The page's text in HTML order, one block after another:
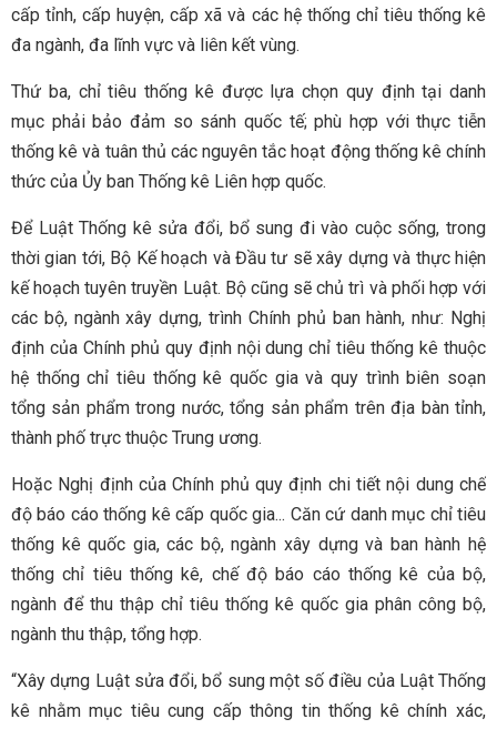
cấp tỉnh, cấp huyện, cấp xã và các hệ thống chỉ tiêu thống kê
đa ngành, đa lĩnh vực và liên kết vùng.
Thứ ba, chỉ tiêu thống kê được lựa chọn quy định tại danh
mục phải bảo đảm so sánh quốc tế; phù hợp với thực tiễn
thống kê và tuân thủ các nguyên tắc hoạt động thống kê chính
thức của Ủy ban Thống kê Liên hợp quốc.
Để Luật Thống kê sửa đổi, bổ sung đi vào cuộc sống, trong
thời gian tới, Bộ Kế hoạch và Đầu tư sẽ xây dựng và thực hiện
kế hoạch tuyên truyền Luật. Bộ cũng sẽ chủ trì và phối hợp với
các bộ, ngành xây dựng, trình Chính phủ ban hành, như: Nghị
định của Chính phủ quy định nội dung chỉ tiêu thống kê thuộc
hệ thống chỉ tiêu thống kê quốc gia và quy trình biên soạn
tổng sản phẩm trong nước, tổng sản phẩm trên địa bàn tỉnh,
thành phố trực thuộc Trung ương.
Hoặc Nghị định của Chính phủ quy định chi tiết nội dung chế
độ báo cáo thống kê cấp quốc gia... Căn cứ danh mục chỉ tiêu
thống kê quốc gia, các bộ, ngành xây dựng và ban hành hệ
thống chỉ tiêu thống kê, chế độ báo cáo thống kê của bộ,
ngành để thu thập chỉ tiêu thống kê quốc gia phân công bộ,
ngành thu thập, tổng hợp.
“Xây dựng Luật sửa đổi, bổ sung một số điều của Luật Thống
kê nhằm mục tiêu cung cấp thông tin thống kê chính xác,